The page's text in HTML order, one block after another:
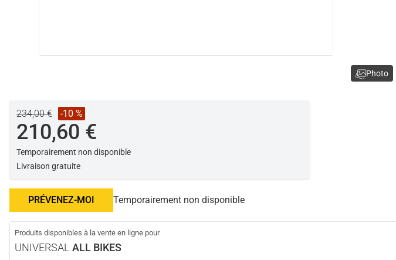
234,00 € -10 %
210,60 €
Temporairement non disponible
Livraison gratuite
PRÉVENEZ-MOI Temporairement non disponible
Produits disponibles à la vente en ligne pour
UNIVERSAL ALL BIKES
Photo